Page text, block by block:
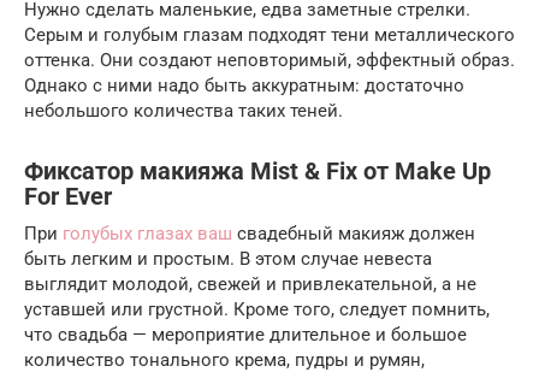
Нужно сделать маленькие, едва заметные стрелки.
Серым и голубым глазам подходят тени металлического
оттенка. Они создают неповторимый, эффектный образ.
Однако с ними надо быть аккуратным: достаточно
небольшого количества таких теней.
Фиксатор макияжа Mist & Fix от Make Up
For Ever
При голубых глазах ваш свадебный макияж должен
быть легким и простым. В этом случае невеста
выглядит молодой, свежей и привлекательной, а не
уставшей или грустной. Кроме того, следует помнить,
что свадьба — мероприятие длительное и большое
количество тонального крема, пудры и румян,